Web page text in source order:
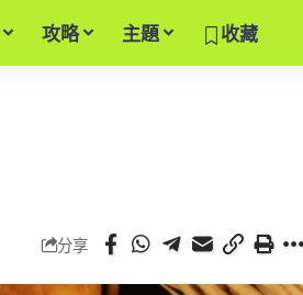
攻略 主題 收藏
分享